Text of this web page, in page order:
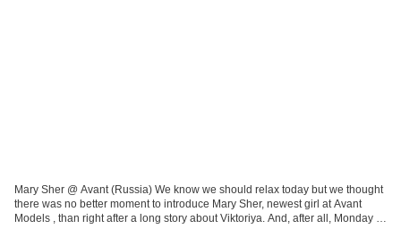
Mary Sher @ Avant (Russia) We know we should relax today but we thought
there was no better moment to introduce Mary Sher, newest girl at Avant
Models , than right after a long story about Viktoriya. And, after all, Monday is